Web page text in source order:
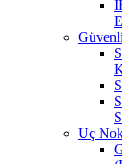
Uç